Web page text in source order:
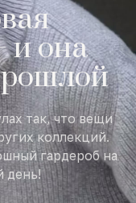
и она
так, что вещи
коллекций.
гардероб на
день!